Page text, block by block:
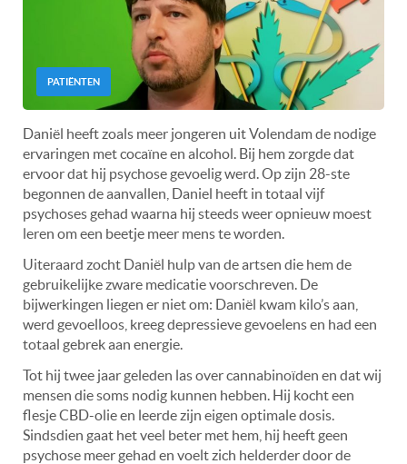
PATIËNTEN
Daniël heeft zoals meer jongeren uit Volendam de nodige
ervaringen met cocaïne en alcohol. Bij hem zorgde dat
ervoor dat hij psychose gevoelig werd. Op zijn 28-ste
begonnen de aanvallen, Daniel heeft in totaal vijf
psychoses gehad waarna hij steeds weer opnieuw moest
leren om een beetje meer mens te worden.
Uiteraard zocht Daniël hulp van de artsen die hem de
gebruikelijke zware medicatie voorschreven. De
bijwerkingen liegen er niet om: Daniël kwam kilo’s aan,
werd gevoelloos, kreeg depressieve gevoelens en had een
totaal gebrek aan energie.
Tot hij twee jaar geleden las over cannabinoïden en dat wij
mensen die soms nodig kunnen hebben. Hij kocht een
flesje CBD-olie en leerde zijn eigen optimale dosis.
Sindsdien gaat het veel beter met hem, hij heeft geen
psychose meer gehad en voelt zich helderder door de